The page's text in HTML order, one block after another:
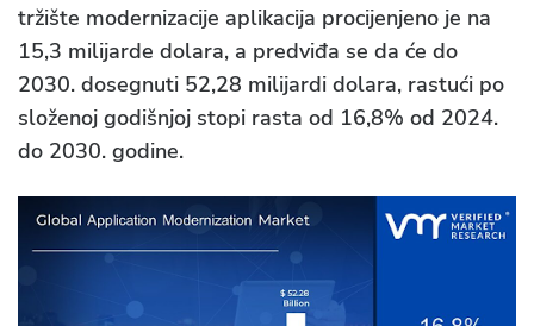
tržište modernizacije aplikacija procijenjeno je na
15,3 milijarde dolara, a predviđa se da će do
2030. dosegnuti 52,28 milijardi dolara, rastući po
složenoj godišnjoj stopi rasta od 16,8% od 2024.
do 2030. godine.